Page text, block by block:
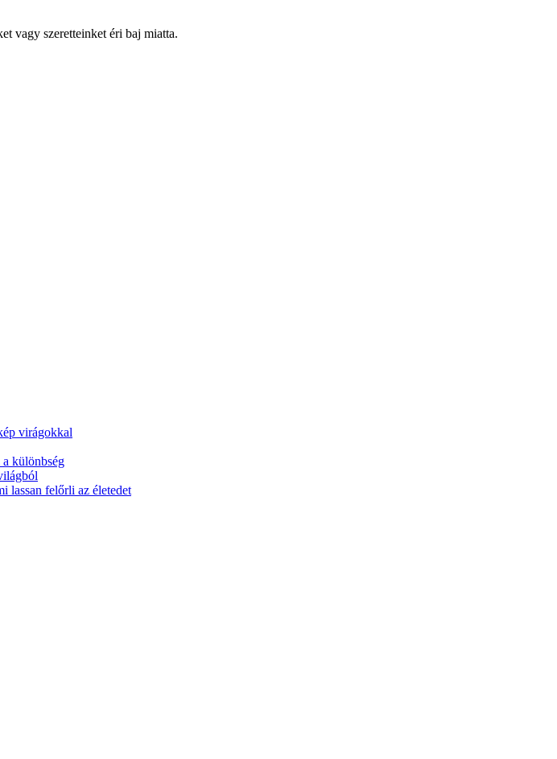
vagy szeretteinket éri baj miatta.
virágokkal
különbség
lassan felőrli az életedet